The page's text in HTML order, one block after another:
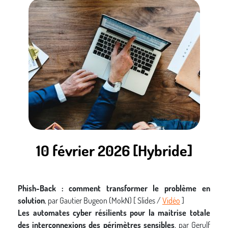
10 février 2026 [Hybride]
Phish-Back : comment transformer le problème en
solution, par Gautier Bugeon (MokN) [ Slides /Vidéo ]
Les automates cyber résilients pour la maitrise totale
des interconnexions des périmètres sensibles, par Gerulf